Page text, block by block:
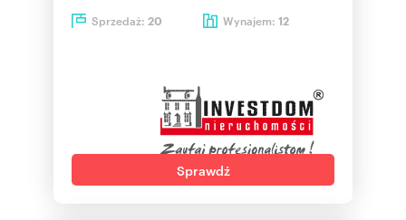
Sprzedaż: 20 Wynajem: 12
Sprawdź